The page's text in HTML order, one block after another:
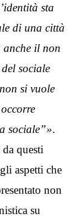
sta
di una città
anche il non
sociale
si vuole
sociale”».
questi
aspetti che
non
su